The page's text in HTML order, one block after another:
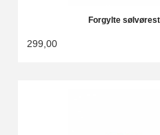
Forgylte
299,00